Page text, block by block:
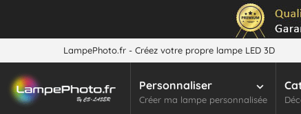
LampePhoto.fr - Créez votre propre lampe LED 3D
Personnaliser
Créer ma lampe personnalisée